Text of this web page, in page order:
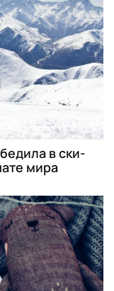
в ски-
мира